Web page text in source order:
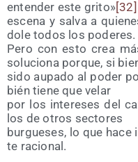
enten­der este gri­to»[32]
esce­na y sal­va a
do­le todos los poderes.
Pero con esto crea
solu­cio­na por­que, si
sido aupa­do al poder
bién tie­ne que velar
por los intere­ses del
los de otros sectores
bur­gue­ses, lo que
te racional.